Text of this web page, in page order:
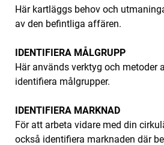
Här kartläggs behov och
av den befintliga affären.‌
IDENTIFIERA MÅLGRUPP
Här används verktyg och metoder
identifiera målgrupper.
IDENTIFIERA MARKNAD
För att arbeta vidare med din
också identifiera marknaden där